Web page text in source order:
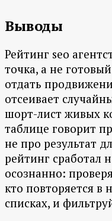
Выводы
Рейтинг seo
точка, а не
отдать
отсеивает
шорт-лист живых
таблице говорит
не про результат
рейтинг сработал
осознанно:
кто повторяется в
списках, и